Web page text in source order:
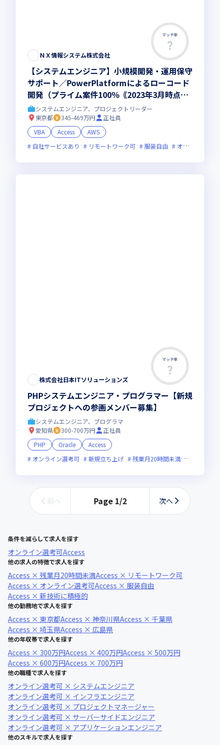
マッチ率
ＮＸ情報システム株式会社
【システムエンジニア】小規模開発・運用保守
サポート／PowerPlatformによるローコード
開発（プライム案件100％｟2023年3月時点｠/
上流工程/フレックス勤務）
システムエンジニア、プロジェクトリーダー
東京都
345-469万円
正社員
VBA
Access
AWS
自社サービスあり
リモートワーク可 服装自由 オンライン選考可
マッチ率
株式会社日本ITソリューションズ
PHPシステムエンジニア・プログラマー【新規
プロジェクトへの参画メンバー募集】
システムエンジニア、プログラマ
愛知県
300-700万円
正社員
PHP
Oracle
Access
オンライン選考可
新規立ち上げ 残業月20時間未満
前へ Page 1/2 次へ
条件を減らして求人を探す
オンライン選考可Access
他の求人の特徴で求人を探す
Access × 残業月20時間未満Access × リモートワーク可
Access × オンライン選考可Access × 服装自由
Access × 新技術に積極的
他の勤務地で求人を探す
Access × 東京都Access × 神奈川県Access × 千葉県
Access × 埼玉県Access × 広島県
他の年収帯で求人を探す
Access × 300万円Access × 400万円Access × 500万円
Access × 600万円Access × 700万円
他の職種で求人を探す
オンライン選考可 × システムエンジニア
オンライン選考可 × インフラエンジニア
オンライン選考可 × プロジェクトマネージャー
オンライン選考可 × サーバーサイドエンジニア
オンライン選考可 × アプリケーションエンジニア
他のスキルで求人を探す